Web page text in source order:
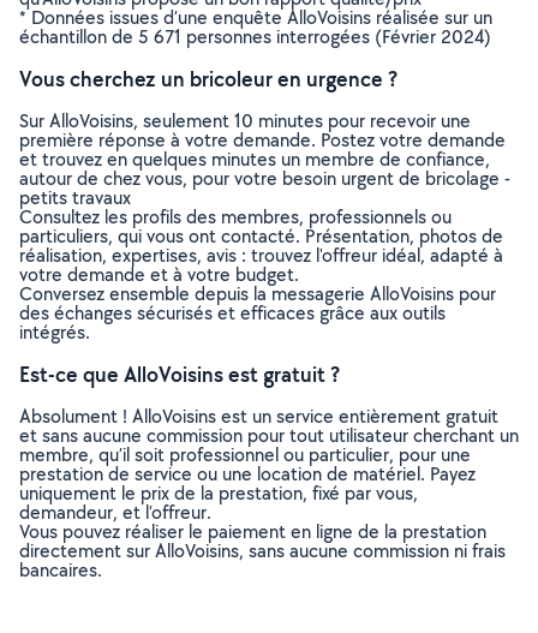
* Données issues d’une enquête AlloVoisins réalisée sur un
échantillon de 5 671 personnes interrogées (Février 2024)
Vous cherchez un bricoleur en urgence ?
Sur AlloVoisins, seulement 10 minutes pour recevoir une
première réponse à votre demande. Postez votre demande
et trouvez en quelques minutes un membre de confiance,
autour de chez vous, pour votre besoin urgent de bricolage -
petits travaux
Consultez les profils des membres, professionnels ou
particuliers, qui vous ont contacté. Présentation, photos de
réalisation, expertises, avis : trouvez l'offreur idéal, adapté à
votre demande et à votre budget.
Conversez ensemble depuis la messagerie AlloVoisins pour
des échanges sécurisés et efficaces grâce aux outils
intégrés.
Est-ce que AlloVoisins est gratuit ?
Absolument ! AlloVoisins est un service entièrement gratuit
et sans aucune commission pour tout utilisateur cherchant un
membre, qu’il soit professionnel ou particulier, pour une
prestation de service ou une location de matériel. Payez
uniquement le prix de la prestation, fixé par vous,
demandeur, et l’offreur.
Vous pouvez réaliser le paiement en ligne de la prestation
directement sur AlloVoisins, sans aucune commission ni frais
bancaires.